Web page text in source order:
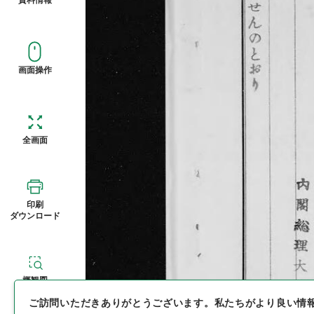
画面操作
全画面
印刷
ダウンロード
概観図
ご訪問いただきありがとうございます。 私たちがより良い情